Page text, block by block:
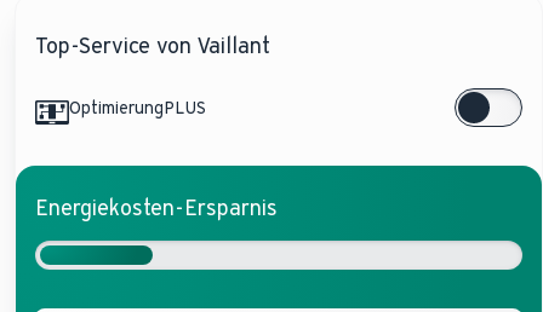
Top-Service von Vaillant
OptimierungPLUS
Energiekosten-Ersparnis